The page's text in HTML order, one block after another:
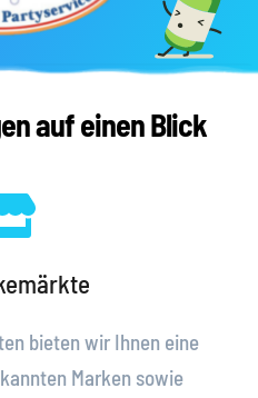
auf einen Blick
bieten wir Ihnen eine
Marken sowie